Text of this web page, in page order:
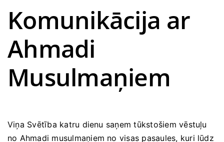
Komunikācija ar
Ahmadi
Musulmaņiem
Viņa Svētība katru dienu saņem tūkstošiem vēstuļu
no Ahmadi musulmaņiem no visas pasaules, kuri lūdz